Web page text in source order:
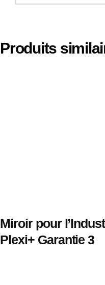
Produits
Miroir pour
Plexi+ Garantie 3